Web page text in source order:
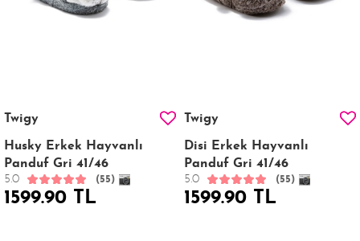
Twigy
Husky Erkek Hayvanlı
Panduf Gri 41/46
5.0 (55)
1599.90 TL
Twigy
Disi Erkek Hayvanlı
Panduf Gri 41/46
5.0 (55)
1599.90 TL